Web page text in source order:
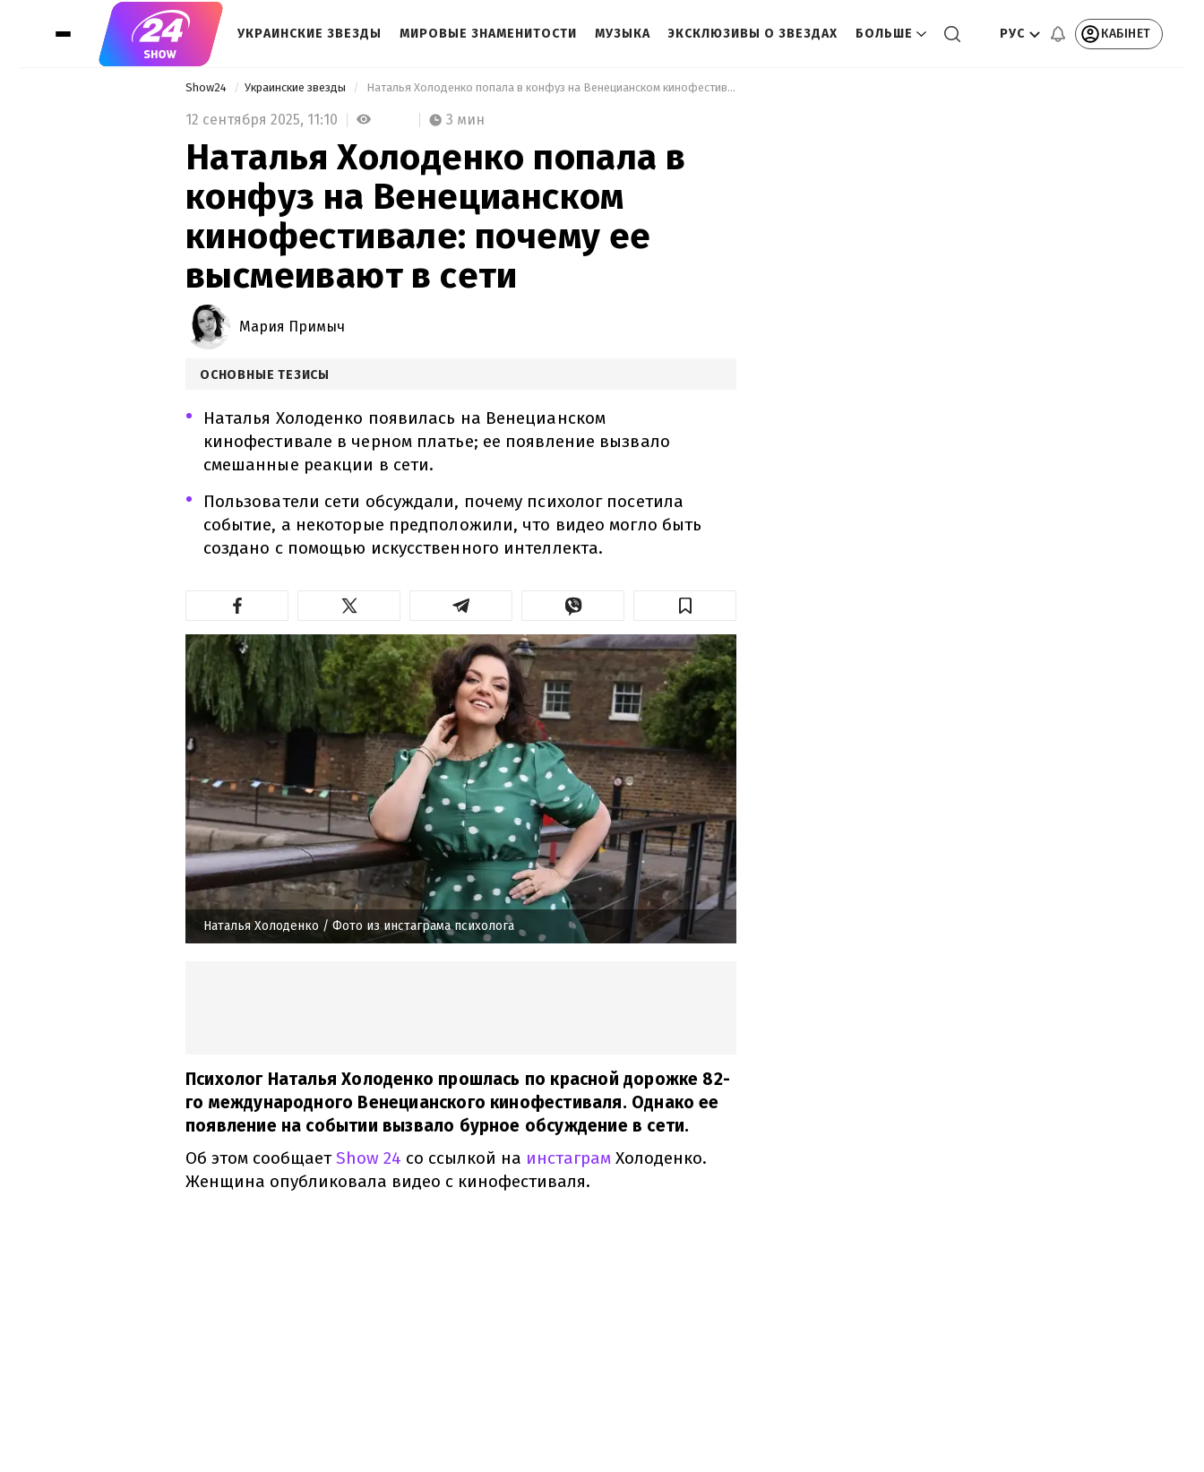
УКРАИНСКИЕ ЗВЕЗДЫ МИРОВЫЕ ЗНАМЕНИТОСТИ МУЗЫКА ЭКСКЛЮЗИВЫ О ЗВЕЗДАХ БОЛЬШЕ РУС КАБІНЕТ
Show24 Украинские звезды Наталья Холоденко попала в конфуз на Венецианском кинофестивале: почему ее высмеивают в сети
12 сентября 2025, 11:10 3 мин
Наталья Холоденко попала в
конфуз на Венецианском
кинофестивале: почему ее
высмеивают в сети
Мария Примыч
ОСНОВНЫЕ ТЕЗИСЫ
Наталья Холоденко появилась на Венецианском
кинофестивале в черном платье; ее появление вызвало
смешанные реакции в сети.
Пользователи сети обсуждали, почему психолог посетила
событие, а некоторые предположили, что видео могло быть
создано с помощью искусственного интеллекта.
Наталья Холоденко / Фото из инстаграма психолога
Психолог Наталья Холоденко прошлась по красной дорожке 82-
го международного Венецианского кинофестиваля. Однако ее
появление на событии вызвало бурное обсуждение в сети.
Об этом сообщаетShow 24 со ссылкой на инстаграм Холоденко.
Женщина опубликовала видео с кинофестиваля.